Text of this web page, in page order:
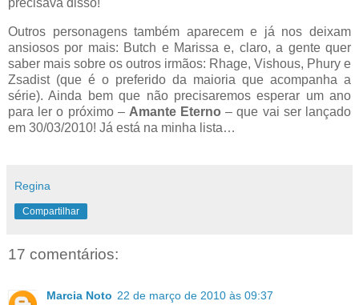
precisava disso!
Outros personagens também aparecem e já nos deixam
ansiosos por mais: Butch e Marissa e, claro, a gente quer
saber mais sobre os outros irmãos: Rhage, Vishous, Phury e
Zsadist (que é o preferido da maioria que acompanha a
série). Ainda bem que não precisaremos esperar um ano
para ler o próximo – Amante Eterno – que vai ser lançado
em 30/03/2010! Já está na minha lista…
Regina
Compartilhar
17 comentários:
Marcia Noto 22 de março de 2010 às 09:37